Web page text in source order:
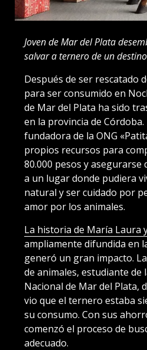
Joven de Mar del Plata
salvar a ternero de un
Después de ser rescatado
para ser consumido en
de Mar del Plata ha sido
en la provincia de
fundadora de la ONG
propios recursos para
80.000 pesos y asegurarse
a un lugar donde pudiera
natural y ser cuidado por
amor por los animales.
La historia de María Laura
ampliamente difundida en
generó un gran impacto.
de animales, estudiante de
Nacional de Mar del Plata,
vio que el ternero estaba
su consumo. Con sus
comenzó el proceso de
adecuado.